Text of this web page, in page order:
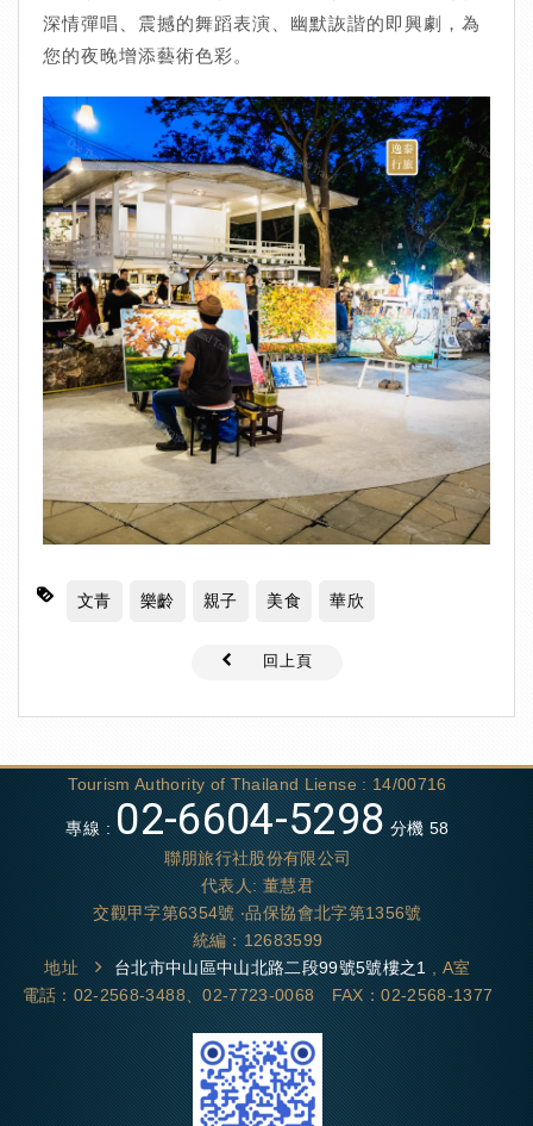
深情彈唱、震撼的舞蹈表演、幽默詼諧的即興劇，為
您的夜晚增添藝術色彩。
文青 樂齡 親子 美食 華欣
回上頁
Tourism Authority of Thailand Liense : 14/00716
專線 : 02-6604-5298 分機 58
聯朋旅行社股份有限公司
代表人: 董慧君
交觀甲字第6354號 ‧品保協會北字第1356號
統編：12683599
地址
台北市中山區中山北路二段99號5號樓之1
, A室
電話：02-2568-3488、02-7723-0068 FAX：02-2568-1377